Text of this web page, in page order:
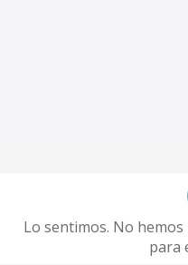
Lo sentimos. No
para